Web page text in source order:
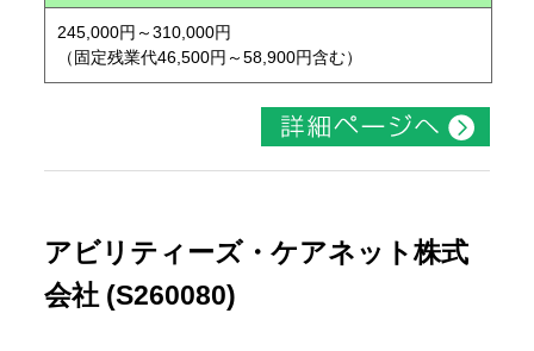
245,000円～310,000円
（固定残業代46,500円～58,900円含む）
アビリティーズ・ケアネット株式
会社 (S260080)